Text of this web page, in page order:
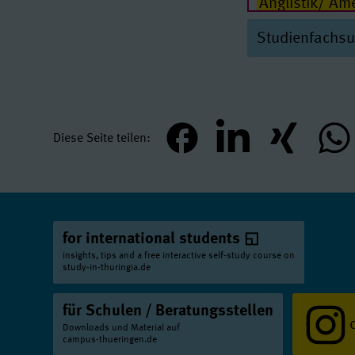
Chemie
Deutsch
Deutsch als
Englisch
Ethik
Französisch
Anglistik/
Anglistik/
Arabistik
Archäologie
Friedrich-
Deutsch
Diese Seite teilen teilen mitteilen teilen
for international students
insights, tips and a free interactive self-study course on
study-in-thuringia.de
für Schulen / Beratungsstellen
Downloads und Material auf
campus-thueringen.de